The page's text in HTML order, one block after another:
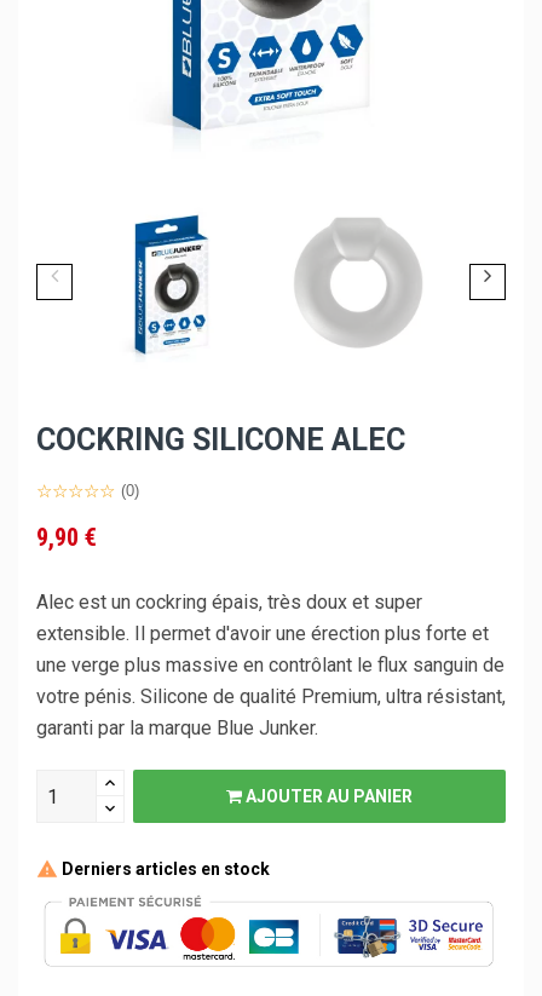
COCKRING SILICONE ALEC
(0)
9,90 €
Alec est un cockring épais, très doux et super
extensible. Il permet d'avoir une érection plus forte et
une verge plus massive en contrôlant le flux sanguin de
votre pénis. Silicone de qualité Premium, ultra résistant,
garanti par la marque Blue Junker.
AJOUTER AU PANIER
Derniers articles en stock